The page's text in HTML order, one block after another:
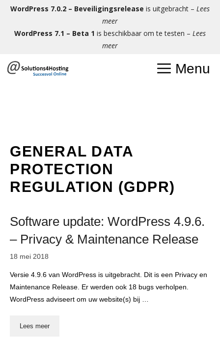
WordPress 7.0.2 – Beveiligingsrelease is uitgebracht – Lees
meer
WordPress 7.1 – Beta 1 is beschikbaar om te testen – Lees
meer
Menu
GENERAL DATA
PROTECTION
REGULATION (GDPR)
Software update: WordPress 4.9.6.
– Privacy & Maintenance Release
18 mei 2018
Versie 4.9.6 van WordPress is uitgebracht. Dit is een Privacy en
Maintenance Release. Er werden ook 18 bugs verholpen.
WordPress adviseert om uw website(s) bij …
Lees meer